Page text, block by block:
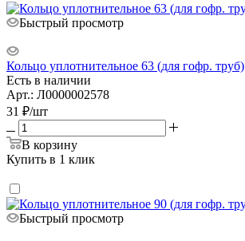
Быстрый просмотр
Кольцо уплотнительное 63 (для гофр. труб)
Есть в наличии
Арт.: Л0000002578
31 ₽/шт
В корзину
Купить в 1 клик
Быстрый просмотр